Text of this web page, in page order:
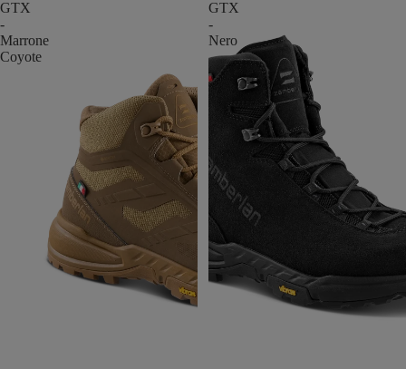
GTX
-
Marrone
Coyote
GTX
-
Nero